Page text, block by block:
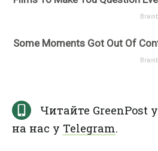
Читайте GreenPost у
на нас у Telegram.